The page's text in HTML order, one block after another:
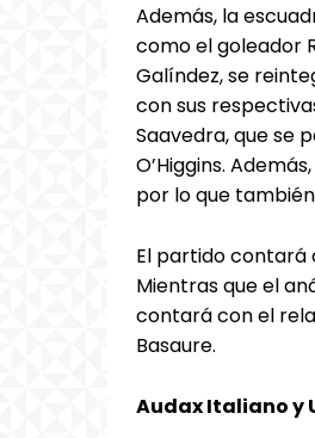
Además, la
como el goleador
Galíndez, se
con sus
Saavedra, que se
O’Higgins.
por lo que
El partido contará
Mientras que el
contará con el
Basaure.
Audax Italiano y